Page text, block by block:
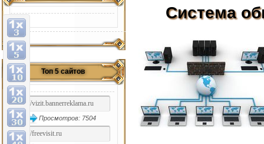
Топ 5 сайтов
Просмотров: 7504
Система